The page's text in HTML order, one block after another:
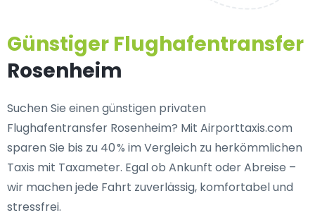
Günstiger Flughafentransfer
Rosenheim
Suchen Sie einengünstigen privaten
Flughafentransfer Rosenheim? Mit Airporttaxis.com
sparen Sie bis zu 40 % im Vergleich zu herkömmlichen
Taxis mit Taxameter. Egal ob Ankunft oder Abreise –
wir machen jede Fahrt zuverlässig, komfortabel und
stressfrei.